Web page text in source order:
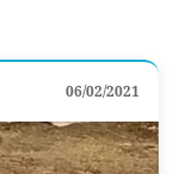
06/02/2021